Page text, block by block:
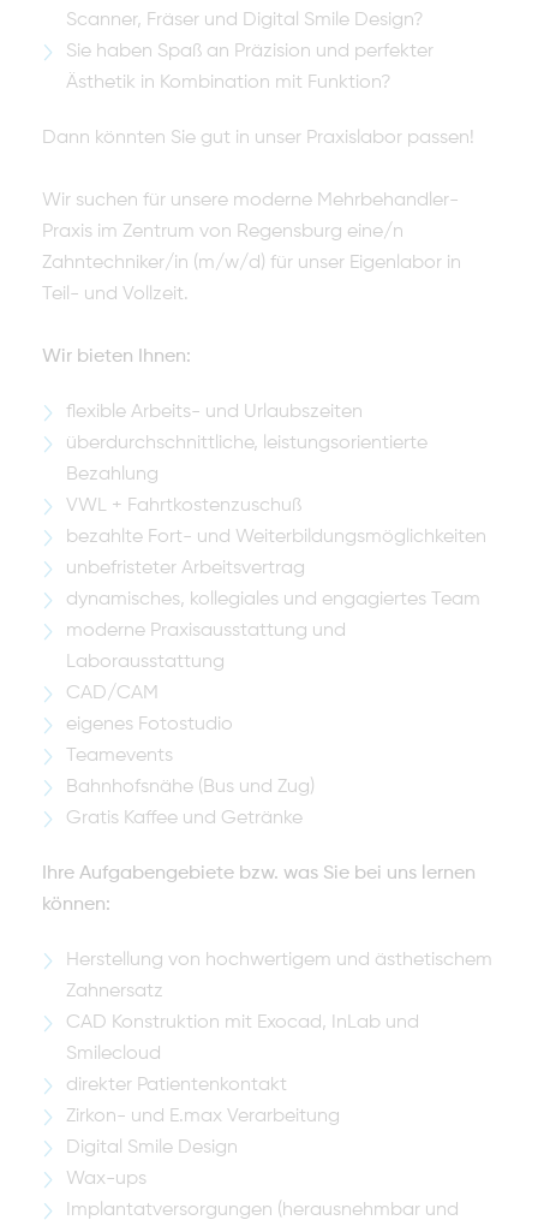
Scanner, Fräser und Digital Smile Design?
Sie haben Spaß an Präzision und perfekter
Ästhetik in Kombination mit Funktion?
Dann könnten Sie gut in unser Praxislabor passen!
Wir suchen für unsere moderne Mehrbehandler-
Praxis im Zentrum von Regensburg eine/n
Zahntechniker/in (m/w/d) für unser Eigenlabor in
Teil- und Vollzeit.
Wir bieten Ihnen:
flexible Arbeits- und Urlaubszeiten
überdurchschnittliche, leistungsorientierte
Bezahlung
VWL + Fahrtkostenzuschuß
bezahlte Fort- und Weiterbildungsmöglichkeiten
unbefristeter Arbeitsvertrag
dynamisches, kollegiales und engagiertes Team
moderne Praxisausstattung und
Laborausstattung
CAD/CAM
eigenes Fotostudio
Teamevents
Bahnhofsnähe (Bus und Zug)
Gratis Kaffee und Getränke
Ihre Aufgabengebiete bzw. was Sie bei uns lernen
können:
Herstellung von hochwertigem und ästhetischem
Zahnersatz
CAD Konstruktion mit Exocad, InLab und
Smilecloud
direkter Patientenkontakt
Zirkon- und E.max Verarbeitung
Digital Smile Design
Wax-ups
Implantatversorgungen (herausnehmbar und